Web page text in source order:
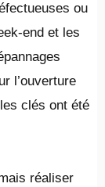
ou
end et les
l’ouverture
clés ont été
réaliser